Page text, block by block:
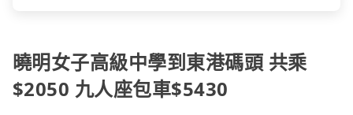
曉明女子高級中學到東港碼頭 共乘
$2050 九人座包車$5430